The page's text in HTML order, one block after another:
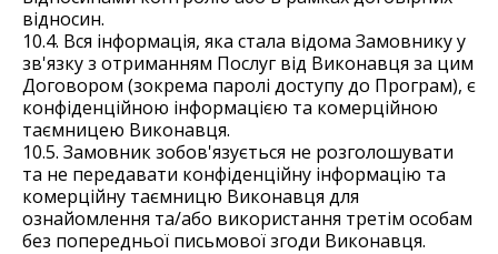
відносин.
10.4. Вся інформація, яка стала відома Замовнику у
зв'язку з отриманням Послуг від Виконавця за цим
Договором (зокрема паролі доступу до Програм), є
конфіденційною інформацією та комерційною
таємницею Виконавця.
10.5. Замовник зобов'язується не розголошувати
та не передавати конфіденційну інформацію та
комерційну таємницю Виконавця для
ознайомлення та/або використання третім особам
без попередньої письмової згоди Виконавця.